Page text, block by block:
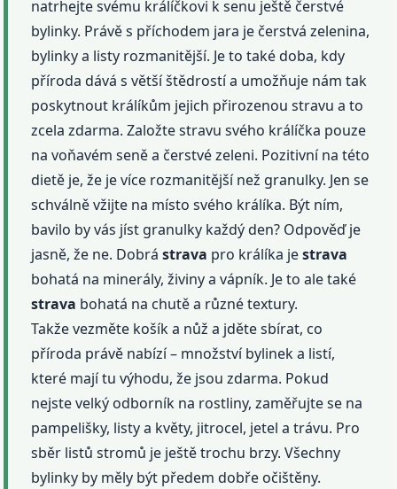
natrhejte svému králíčkovi k senu ještě čerstvé
bylinky. Právě s příchodem jara je čerstvá zelenina,
bylinky a listy rozmanitější. Je to také doba, kdy
příroda dává s větší štědrostí a umožňuje nám tak
poskytnout králíkům jejich přirozenou stravu a to
zcela zdarma. Založte stravu svého králíčka pouze
na voňavém seně a čerstvé zeleni. Pozitivní na této
dietě je, že je více rozmanitější než granulky. Jen se
schválně vžijte na místo svého králíka. Být ním,
bavilo by vás jíst granulky každý den? Odpověď je
jasně, že ne. Dobrástrava pro králíka jestrava
bohatá na minerály, živiny a vápník. Je to ale také
strava bohatá na chutě a různé textury.
Takže vezměte košík a nůž a jděte sbírat, co
příroda právě nabízí – množství bylinek a listí,
které mají tu výhodu, že jsou zdarma. Pokud
nejste velký odborník na rostliny, zaměřujte se na
pampelišky, listy a květy, jitrocel, jetel a trávu. Pro
sběr listů stromů je ještě trochu brzy. Všechny
bylinky by měly být předem dobře očištěny.